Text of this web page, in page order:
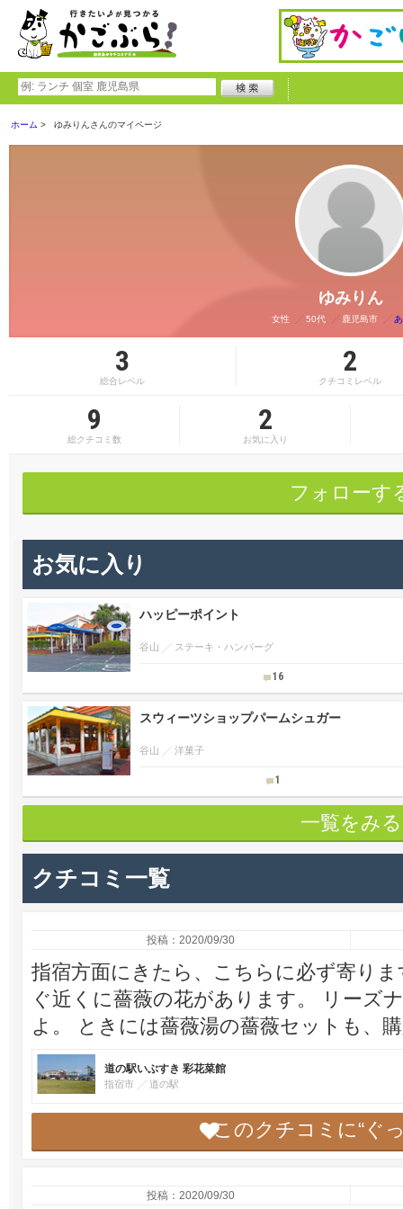
ホーム ゆみりんさんのマイページ
ゆみりん
女性 50代 鹿児島市
3
総合レベル
2
クチコミレベル
9
総クチコミ数
2
お気に入り
フォローす
お気に入り
ハッピーポイント
谷山 ステーキ・ハンバーグ
16
スウィーツショップパームシュガー
谷山 洋菓子
1
一覧をみる
クチコミ一覧
投稿：2020/09/30
指宿方面にきたら、こちらに必ず寄り
ぐ近くに薔薇の花があります。 リーズ
よ。 ときには薔薇湯の薔薇セットも、
道の駅いぶすき 彩花菜館
指宿市 道の駅
このクチコミに“ぐ
投稿：2020/09/30